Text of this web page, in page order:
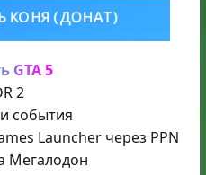
КУПИТЬ GTA 5
GTA 5
2
события
Launcher через PPN
Мегалодон